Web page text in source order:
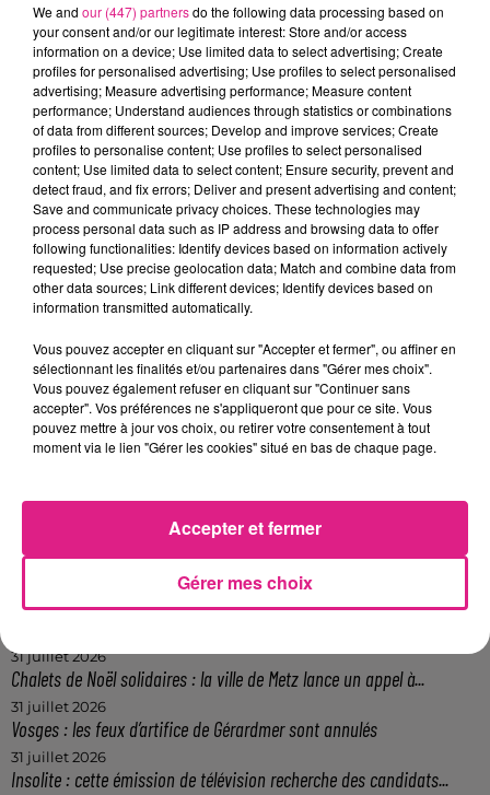
Patrimoine...
Cet élément est masqué compte-tenu du refus
du dépôt de cookies que vous avez exprimé. Si
vous souhaitez l'afficher, merci de nous donner
votre accord en cliquant sur le bouton ci-
dessous.
Afficher l'élément
FIL ACTUS
12h06
Metz : une distribution de lunette gratuite pour voir l’éclipse
5 août 2026
4 août 2026
Officiel : Gauthier Hein quitte le FC Metz pour l'OGC Nice
4 août 2026
Officiel : le lac de Madine reporte son feu d’artifice
4 août 2026
31 juillet 2026
Chalets de Noël solidaires : la ville de Metz lance un appel à...
31 juillet 2026
Vosges : les feux d’artifice de Gérardmer sont annulés
31 juillet 2026
Insolite : cette émission de télévision recherche des candidats...
We and our (447) partnersdo the following data processing based on
your consent and/or our legitimate interest: Store and/or access
information on a device; Use limited data to select advertising; Create
profiles for personalised advertising; Use profiles to select personalised
advertising; Measure advertising performance; Measure content
performance; Understand audiences through statistics or combinations
of data from different sources; Develop and improve services; Create
profiles to personalise content; Use profiles to select personalised
content; Use limited data to select content; Ensure security, prevent and
detect fraud, and fix errors; Deliver and present advertising and content;
Save and communicate privacy choices. These technologies may
process personal data such as IP address and browsing data to offer
following functionalities: Identify devices based on information actively
requested; Use precise geolocation data; Match and combine data from
other data sources; Link different devices; Identify devices based on
information transmitted automatically.
Vous pouvez accepter en cliquant sur "Accepter et fermer", ou affiner en
sélectionnant les finalités et/ou partenaires dans "Gérer mes choix".
Vous pouvez également refuser en cliquant sur "Continuer sans
accepter". Vos préférences ne s'appliqueront que pour ce site. Vous
pouvez mettre à jour vos choix, ou retirer votre consentement à tout
moment via le lien "Gérer les cookies" situé en bas de chaque page.
Gérer mes choix
Accepter et fermer